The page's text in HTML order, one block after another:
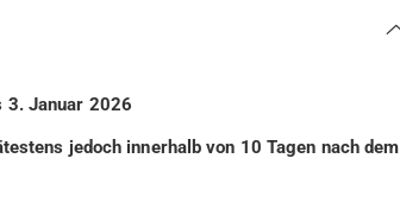
3. Januar 2026
jedoch innerhalb von 10 Tagen nach dem